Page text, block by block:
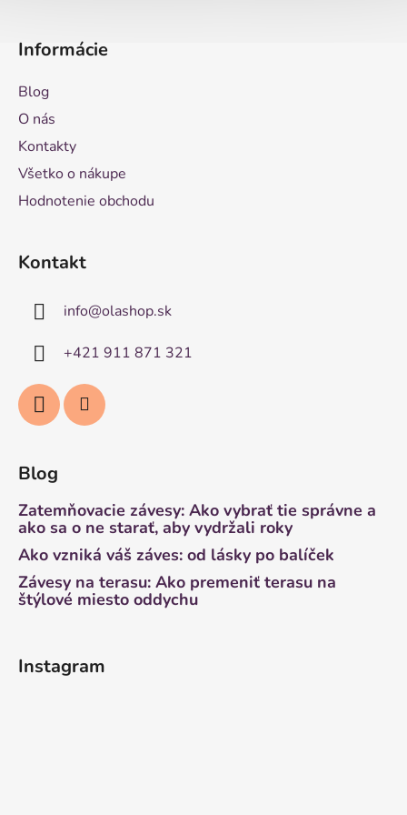
Informácie
Blog
O nás
Kontakty
Všetko o nákupe
Hodnotenie obchodu
Kontakt
info@olashop.sk
+421 911 871 321
Blog
Zatemňovacie závesy: Ako vybrať tie správne a
ako sa o ne starať, aby vydržali roky
Ako vzniká váš záves: od lásky po balíček
Závesy na terasu: Ako premeniť terasu na
štýlové miesto oddychu
Instagram